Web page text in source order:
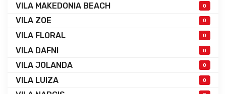
VILA MAKEDONIA BEACH 0
VILA ZOE 0
VILA FLORAL 0
VILA DAFNI 0
VILA JOLANDA 0
VILA LUIZA 0